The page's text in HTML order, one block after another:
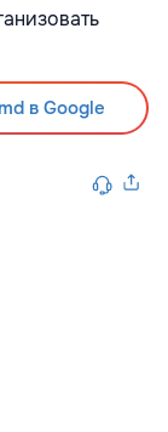
в Google